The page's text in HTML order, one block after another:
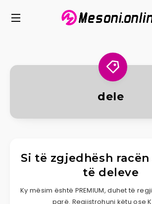
dele
Si të zgjedhësh
të deleve
Ky mësim është PREMIUM, duhet të
parë. Regjistrohuni këtu ose